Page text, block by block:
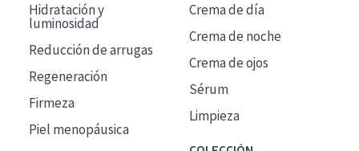
Hidratación y
luminosidad
Reducción de arrugas
Regeneración
Firmeza
Piel menopáusica
Crema de día
Crema de noche
Crema de ojos
Sérum
Limpieza